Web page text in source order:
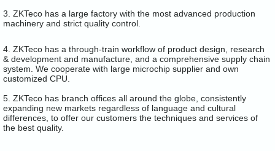
3. ZKTeco has a large factory with the most advanced production
machinery and strict quality control.
4. ZKTeco has a through-train workflow of product design, research
& development and manufacture, and a comprehensive supply chain
system. We cooperate with large microchip supplier and own
customized CPU.
5. ZKTeco has branch offices all around the globe, consistently
expanding new markets regardless of language and cultural
differences, to offer our customers the techniques and services of
the best quality.